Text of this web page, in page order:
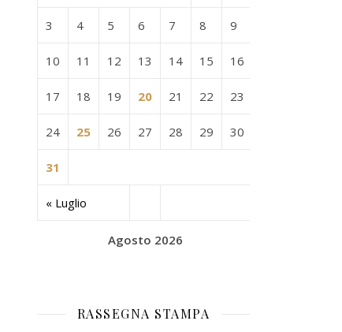
Agosto 2026
« Luglio
3 4 5 6 7 8 9
10 11 12 13 14 15 16
17 18 19 20 21 22 23
24 25 26 27 28 29 30
31
RASSEGNA STAMPA